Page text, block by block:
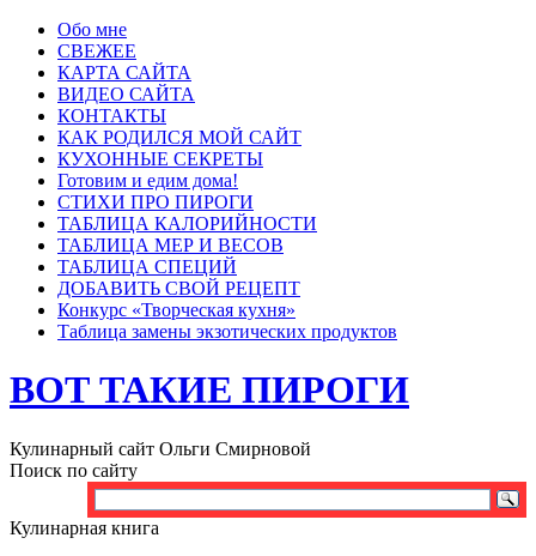
Обо мне
СВЕЖЕЕ
КАРТА САЙТА
ВИДЕО САЙТА
КОНТАКТЫ
КАК РОДИЛСЯ МОЙ САЙТ
КУХОННЫЕ СЕКРЕТЫ
Готовим и едим дома!
СТИХИ ПРО ПИРОГИ
ТАБЛИЦА КАЛОРИЙНОСТИ
ТАБЛИЦА МЕР И ВЕСОВ
ТАБЛИЦА СПЕЦИЙ
ДОБАВИТЬ СВОЙ РЕЦЕПТ
Конкурс «Творческая кухня»
Таблица замены экзотических продуктов
ВОТ ТАКИЕ ПИРОГИ
Кулинарный сайт Ольги Смирновой
Поиск по сайту
Кулинарная книга